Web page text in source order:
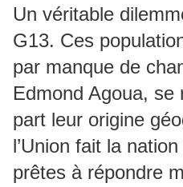
Un véritable
G13. Ces
par manque de
Edmond Agoua, se
part leur origine
l’Union fait la
prêtes à répondre